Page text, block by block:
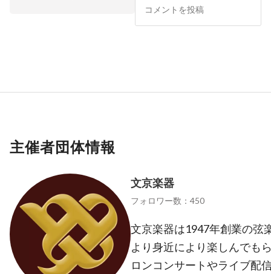
主催者団体情報
文京楽器
フォロワー数：450
文京楽器は1947年創業の弦
より身近により楽しんでも
ロンコンサートやライブ配